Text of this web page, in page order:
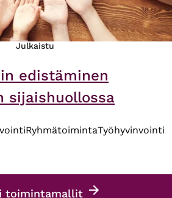
Julkaistu
edistäminen
sijaishuollossa
RyhmätoimintaTyöhyvinvointi
toimintamallit